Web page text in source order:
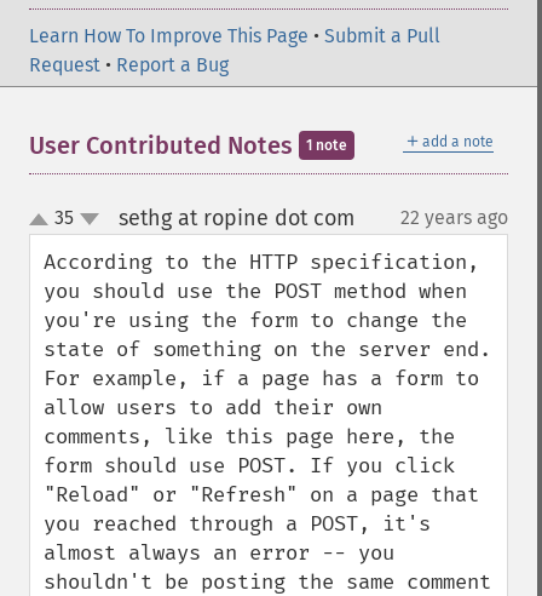
Learn How To Improve This Page • Submit a Pull
Request • Report a Bug
＋ add a note
User Contributed Notes 1 note
up
down
35 sethg at ropine dot com 22 years ago
According to the HTTP specification,
you should use the POST method when
you're using the form to change the
state of something on the server end.
For example, if a page has a form to
allow users to add their own
comments, like this page here, the
form should use POST. If you click
"Reload" or "Refresh" on a page that
you reached through a POST, it's
almost always an error -- you
shouldn't be posting the same comment